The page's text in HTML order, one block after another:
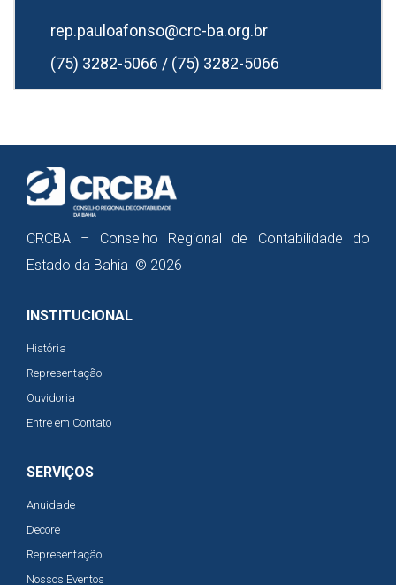
rep.pauloafonso@crc-ba.org.br
(75) 3282-5066 / (75) 3282-5066
CRCBA – Conselho Regional de Contabilidade do
Estado da Bahia © 2026
INSTITUCIONAL
História
Representação
Ouvidoria
Entre em Contato
SERVIÇOS
Anuidade
Decore
Representação
Nossos Eventos